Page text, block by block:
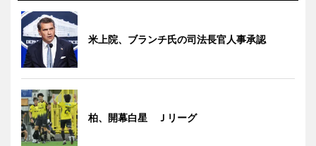
米上院、ブランチ氏の司法長官人事承認
柏、開幕白星 Ｊリーグ